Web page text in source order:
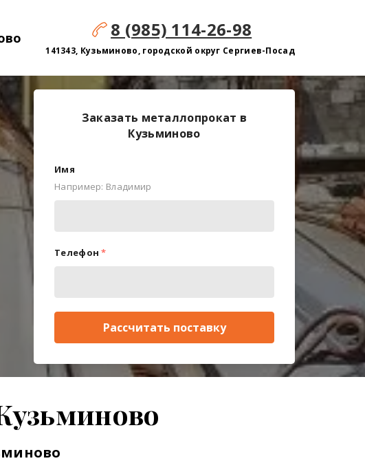
8 (985) 114-26-98
141343, Кузьминово, городской округ Сергиев-Посад
Заказать металлопрокат в
Кузьминово
Имя
Например: Владимир
Телефон *
Рассчитать поставку